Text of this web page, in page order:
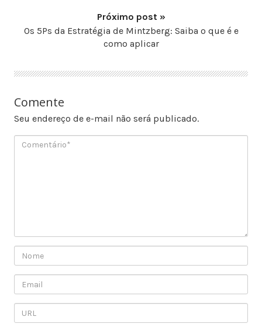
Próximo post »
Os 5Ps da Estratégia de Mintzberg: Saiba o que é e
como aplicar
Comente
Seu endereço de e-mail não será publicado.